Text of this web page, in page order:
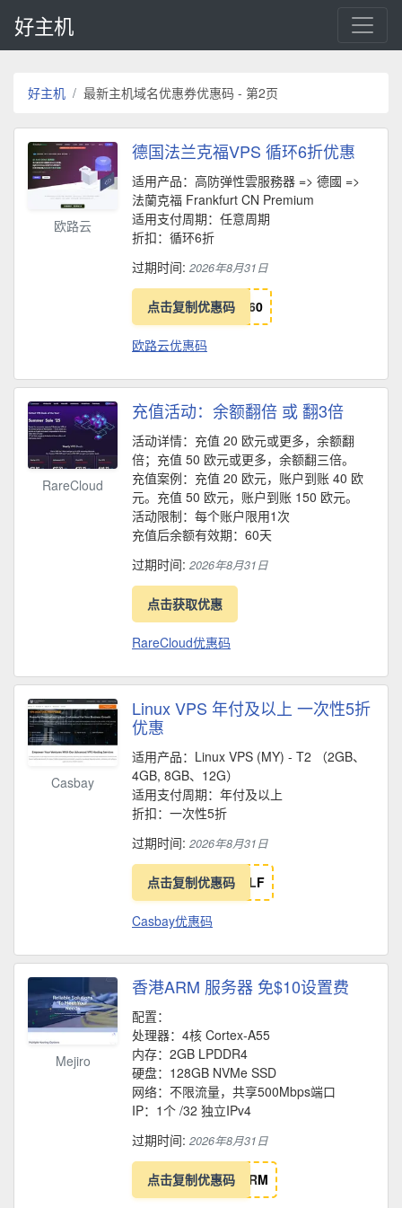
好主机
好主机 最新主机域名优惠券优惠码 - 第2页
欧路云
德国法兰克福VPS 循环6折优惠
适用产品：高防弹性雲服務器 => 德國 =>
法蘭克福 Frankfurt CN Pre­mium
适用支付周期：任意周期
折扣：循环6折
过期时间: 2026年8月31日
点击复制优惠码 60
欧路云优惠码
RareCloud
充值活动：余额翻倍 或 翻3倍
活动详情：充值 20 欧元或更多，余额翻
倍；充值 50 欧元或更多，余额翻三倍。
充值案例：充值 20 欧元，账户到账 40 欧
元。充值 50 欧元，账户到账 150 欧元。
活动限制：每个账户限用1次
充值后余额有效期：60天
过期时间: 2026年8月31日
点击获取优惠
RareCloud优惠码
Casbay
Linux VPS 年付及以上 一次性5折
优惠
适用产品：Linux VPS (MY) - T2 （2GB、
4GB, 8GB、12G）
适用支付周期：年付及以上
折扣：一次性5折
过期时间: 2026年8月31日
点击复制优惠码 LF
Casbay优惠码
Mejiro
香港ARM 服务器 免$10设置费
配置：
处理器：4核 Cortex-A55
内存：2GB LPDDR4
硬盘：128GB NVMe SSD
网络：不限流量，共享500Mbps端口
IP：1个 /32 独立IPv4
过期时间: 2026年8月31日
点击复制优惠码 RM